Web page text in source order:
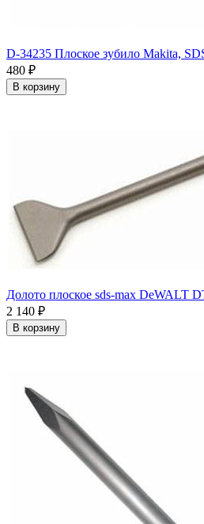
D-34235 Плоское зубило Makita,
480 ₽
В корзину
Долото плоское sds-max DeWALT
2 140 ₽
В корзину